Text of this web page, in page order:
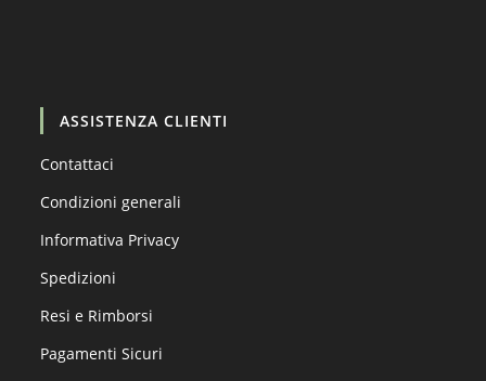
ASSISTENZA CLIENTI
Contattaci
Condizioni generali
Informativa Privacy
Spedizioni
Resi e Rimborsi
Pagamenti Sicuri